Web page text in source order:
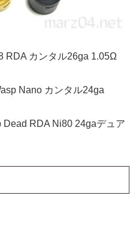
RDA カンタル26ga 1.05Ω
Nano カンタル24ga
RDA Ni80 24gaデュア